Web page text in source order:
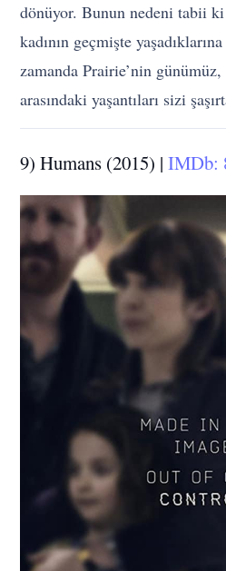
dönüyor. Bunun nedeni tabii
kadının geçmişte
zamanda Prairie’nin
arasındaki yaşantıları sizi
9) Humans (2015) |IMDb: